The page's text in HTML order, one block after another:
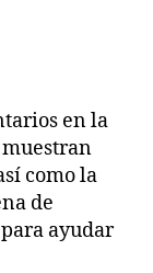
en la
muestran
como la
de
ayudar